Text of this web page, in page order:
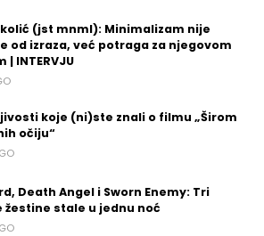
(jst mnml): Minimalizam nije
od izraza, već potraga za njegovom
| INTERVJU
koje (ni)ste znali o filmu „Širom
očiju“
Death Angel i Sworn Enemy: Tri
žestine stale u jednu noć